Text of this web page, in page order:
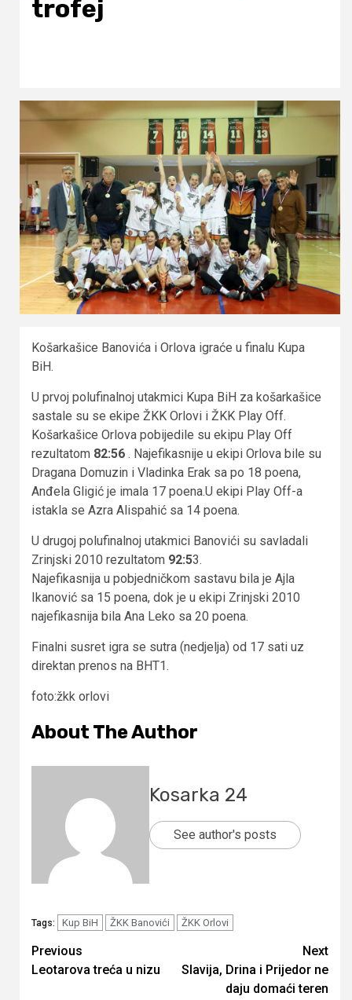
trofej
Košarkašice Banovića i Orlova igraće u finalu Kupa
BiH.
U prvoj polufinalnoj utakmici Kupa BiH za košarkašice
sastale su se ekipe ŽKK Orlovi i ŽKK Play Off.
Košarkašice Orlova pobijedile su ekipu Play Off
rezultatom 82:56 . Najefikasnije u ekipi Orlova bile su
Dragana Domuzin i Vladinka Erak sa po 18 poena,
Anđela Gligić je imala 17 poena.U ekipi Play Off-a
istakla se Azra Alispahić sa 14 poena.
U drugoj polufinalnoj utakmici Banovići su savladali
Zrinjski 2010 rezultatom 92:53.
Najefikasnija u pobjedničkom sastavu bila je Ajla
Ikanović sa 15 poena, dok je u ekipi Zrinjski 2010
najefikasnija bila Ana Leko sa 20 poena.
Finalni susret igra se sutra (nedjelja) od 17 sati uz
direktan prenos na BHT1.
foto:žkk orlovi
About The Author
Kosarka 24
See author's posts
Tags: Kup BiH ŽKK Banovići ŽKK Orlovi
Continue
Reading
Previous
Leotarova treća u nizu
Next
Slavija, Drina i Prijedor ne
daju domaći teren